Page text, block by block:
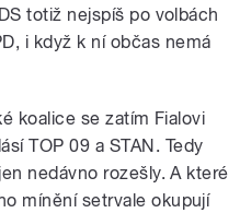
totiž nejspíš po volbách
i když k ní občas nemá
koalice se zatím Fialovi
TOP 09 a STAN. Tedy
nedávno rozešly. A které
mínění setrvale okupují